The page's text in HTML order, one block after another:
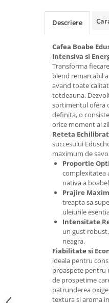
Lapte instant
Stabilizatoare tensiune
Piese schimb espressoare
Accesorii si intretinere
Descriere
Cafea Boabe
Intensiva si
Transforma
blend remarcabil
avand toate
totdeauna.
sortimentul ofera
definita, o
orice moment al
Reteta
succesului
maximum de
Proportie
complexitatea
nativa a
Prajire
treapta sa
uleiurile
Intensitate
un gust
neagra.
Fiabilitate si
ideala pentru
proaspete pentru
de prospetime
patrunderea
textura si aroma